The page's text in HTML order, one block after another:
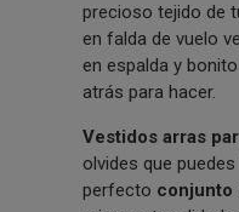
precioso tejido de
en falda de vuelo
en espalda y
atrás para hacer.
Vestidos arras
olvides que
perfecto conjunto